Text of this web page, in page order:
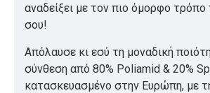
αναδείξει με τον πιο όμορφο
σου!
Απόλαυσε κι εσύ τη μοναδική
σύνθεση από 80% Poliamid & 20%
κατασκευασμένο στην Ευρώπη, με